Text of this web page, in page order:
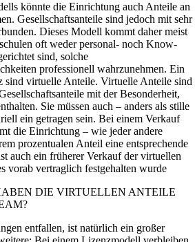
könnte die Einrichtung auch Anteile an
Gesellschaftsanteile sind jedoch mit sehr
Dieses Modell kommt daher meist
oft weder personal- noch Know­-
sind, solche
professionell wahrzunehmen. Ein
sind virtuelle Anteile. Virtuelle Anteile sind
mit der Besonderheit,
Sie müssen auch – anders als stille
ein­ getragen sein. Bei einem Verkauf
die Einrichtung – wie jeder andere
prozentualen Anteil eine entsprechende
auch ein früherer Verkauf der virtuellen
vorab vertraglich festgehalten wurde
DIE VIRTUELLEN ANTEILE
entfallen, ist natürlich ein großer